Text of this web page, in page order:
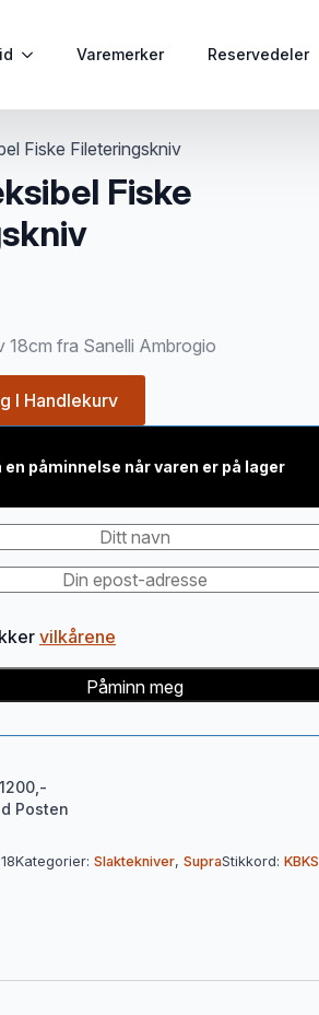
Varemerker Reservedeler
Fiske Fileteringskniv
Fiske
18cm fra Sanelli Ambrogio
I Handlekurv
en påminnelse når varen er på lager
vilkårene
Påminn meg
Posten
Kategorier: Slaktekniver, SupraStikkord: KBKS